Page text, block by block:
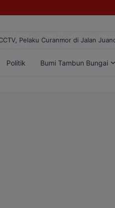
Seorang PNS
Politik Bumi Tambun Bungai